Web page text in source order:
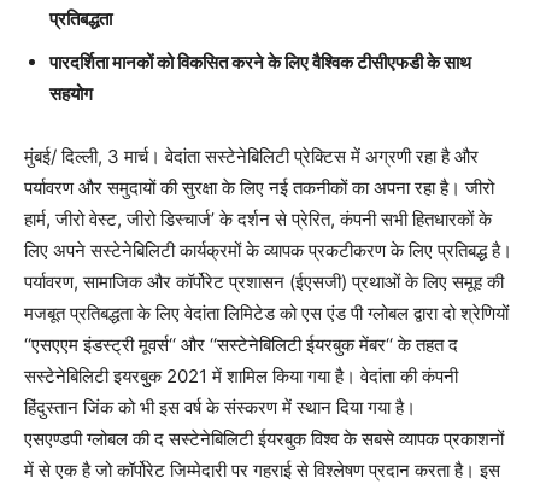
प्रतिबद्धता
पारदर्शिता मानकों को विकसित करने के लिए वैश्विक टीसीएफडी के साथ
सहयोग
मुंबई/ दिल्ली, 3 मार्च। वेदांता सस्टेनेबिलिटी प्रेक्टिस में अग्रणी रहा है और
पर्यावरण और समुदायों की सुरक्षा के लिए नई तकनीकों का अपना रहा है। जीरो
हार्म, जीरो वेस्ट, जीरो डिस्चार्ज’ के दर्शन से प्रेरित, कंपनी सभी हितधारकों के
लिए अपने सस्टेनेबिलिटी कार्यक्रमों के व्यापक प्रकटीकरण के लिए प्रतिबद्ध है।
पर्यावरण, सामाजिक और कॉर्पोरेट प्रशासन (ईएसजी) प्रथाओं के लिए समूह की
मजबूत प्रतिबद्धता के लिए वेदांता लिमिटेड को एस एंड पी ग्लोबल द्वारा दो श्रेणियों
‘‘एसएएम इंडस्ट्री मूवर्स‘‘ और ‘‘सस्टेनेबिलिटी ईयरबुक मेंबर‘‘ के तहत द
सस्टेनेबिलिटी इयरबुुक 2021 में शामिल किया गया है। वेदांता की कंपनी
हिंदुस्तान जिंक को भी इस वर्ष के संस्करण में स्थान दिया गया है।
एसएण्डपी ग्लोबल की द सस्टेनेबिलिटी ईयरबुक विश्व के सबसे व्यापक प्रकाशनों
में से एक है जो कॉर्पोरेट जिम्मेदारी पर गहराई से विश्लेषण प्रदान करता है। इस